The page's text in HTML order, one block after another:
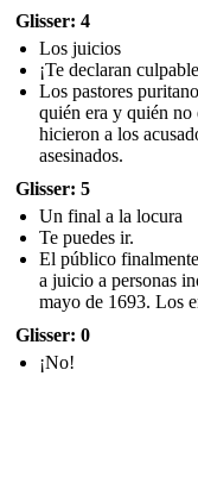
Glisser: 4
Los juicios
¡Te declaran
Los pastores
quién era y quién no
hicieron a los
asesinados.
Glisser: 5
Un final a la locura
Te puedes ir.
El público
a juicio a personas
mayo de 1693. Los
Glisser: 0
¡No!